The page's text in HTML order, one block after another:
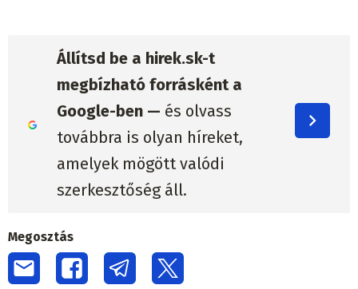
Állítsd be a hirek.sk-t
megbízható forrásként a
Google-ben — és olvass
továbbra is olyan híreket,
amelyek mögött valódi
szerkesztőség áll.
Megosztás